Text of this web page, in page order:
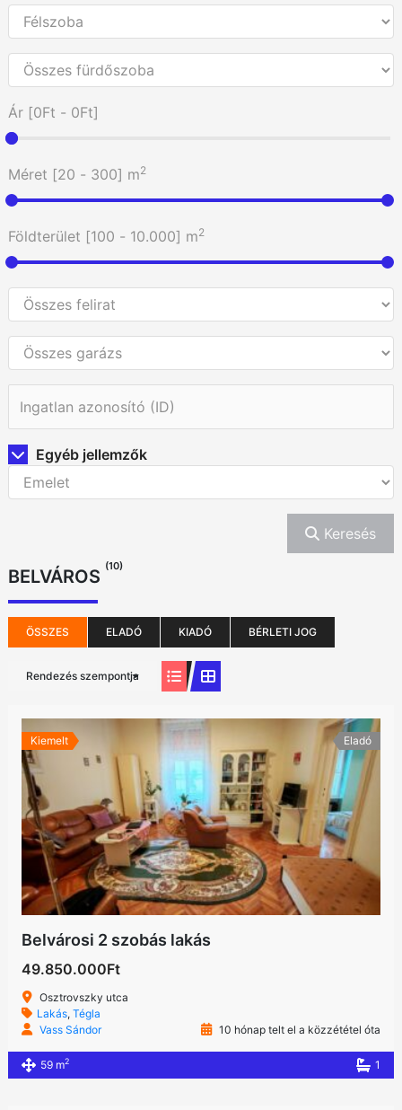
Ár [0Ft - 0Ft]
Méret [20 - 300] m2
Földterület [100 - 10.000] m2
Egyéb jellemzők
Keresés
BELVÁROS (10)
ÖSSZES ELADÓ KIADÓ BÉRLETI JOG
Rendezés szempontja
Kiemelt Eladó
Belvárosi 2 szobás lakás
49.850.000Ft
Osztrovszky utca
Lakás, Tégla
Vass Sándor
10 hónap telt el a közzététel óta
59 m2 1